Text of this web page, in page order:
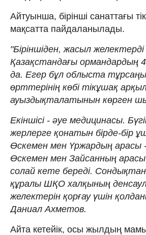
Айтуынша, бірінші санаттағы
мақсатта пайдаланылады.
"Біріншіден, жасыл желектерді
Қазақстандағы ормандардың
да. Егер бұл облыста
өрттерінің көбі тікұшақ
ауыздықталатынын көрген
Екіншісі - әуе медицинасы.
жерлерге қонатын бірде-бір
Өскемен мен Үржардың арасы
Өскемен мен Зайсанның
солай кете береді.
құралы ШҚО халқының
желектерін қорғау үшін
Даниал Ахметов.
Айта кетейік, осы жылдың